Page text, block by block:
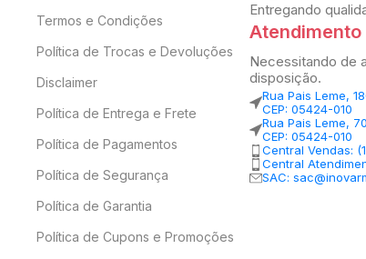
Termos e Condições
Política de Trocas e Devoluções
Disclaimer
Política de Entrega e Frete
Política de Pagamentos
Política de Segurança
Política de Garantia
Política de Cupons e Promoções
Entregando
Atendimento
Necessitando de
disposição.
Rua Pais Leme,
CEP: 05424-010
Rua Pais Leme,
CEP: 05424-010
Central Vendas:
Central
SAC: